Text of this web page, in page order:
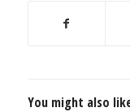
You might also